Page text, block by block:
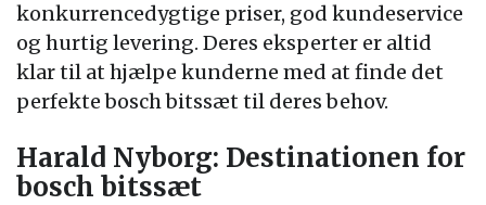
konkurrencedygtige priser, god kundeservice
og hurtig levering. Deres eksperter er altid
klar til at hjælpe kunderne med at finde det
perfekte bosch bitssæt til deres behov.
Harald Nyborg: Destinationen for
bosch bitssæt